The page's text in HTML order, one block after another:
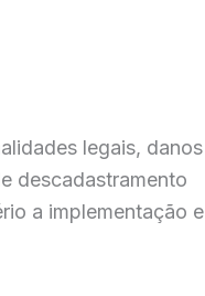
legais, danos
descadastramento
a implementação e